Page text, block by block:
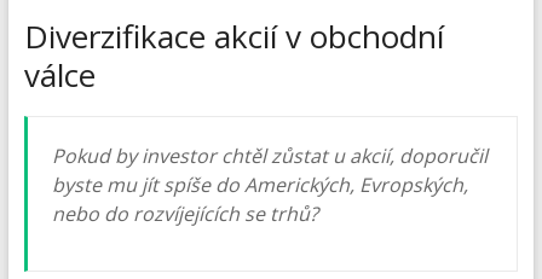
Diverzifikace akcií v obchodní
válce
Pokud by investor chtěl zůstat u akcií, doporučil
byste mu jít spíše do Amerických, Evropských,
nebo do rozvíjejících se trhů?